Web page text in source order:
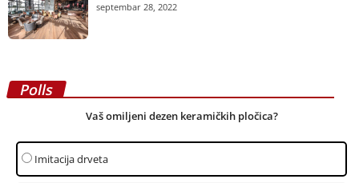
septembar 28, 2022
Polls
Vaš omiljeni dezen keramičkih pločica?
Imitacija drveta